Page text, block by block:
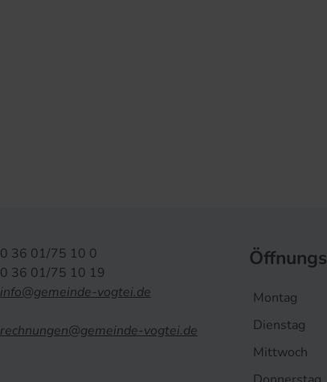
0 36 01/75 10 0
0 36 01/75 10 19
info@gemeinde-vogtei.de
rechnungen@gemeinde-vogtei.de
Montag
Dienstag
Mittwoch